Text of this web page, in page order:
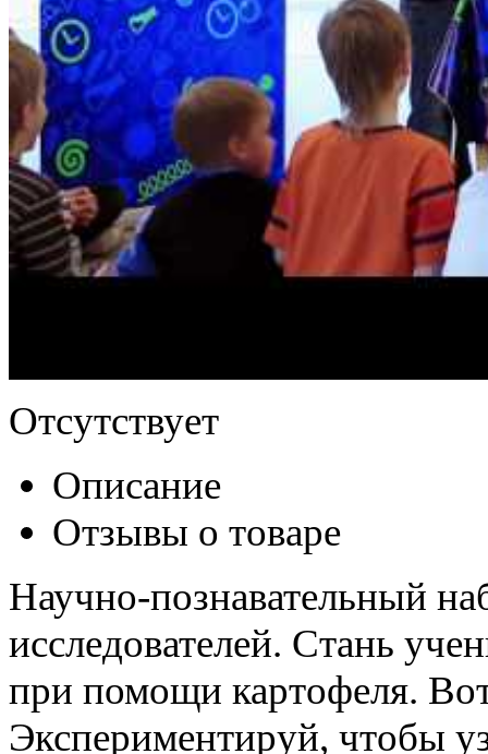
Отсутствует
Описание
Отзывы о товаре
Научно-познавательный
исследователей. Стань
при помощи картофеля.
Экспериментируй, чтобы